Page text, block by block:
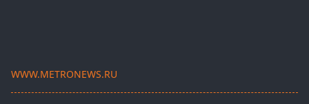
WWW.METRONEWS.RU